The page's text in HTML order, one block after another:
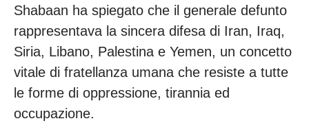
Shabaan ha spiegato che il generale defunto
rappresentava la sincera difesa di Iran, Iraq,
Siria, Libano, Palestina e Yemen, un concetto
vitale di fratellanza umana che resiste a tutte
le forme di oppressione, tirannia ed
occupazione.